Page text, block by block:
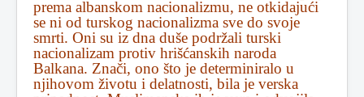
prema albanskom nacionalizmu, ne otkidajući
se ni od turskog nacionalizma sve do svoje
smrti. Oni su iz dna duše podržali turski
nacionalizam protiv hrišćanskih naroda
Balkana. Znači, ono što je determiniralo u
njihovom životu i delatnosti, bila je verska